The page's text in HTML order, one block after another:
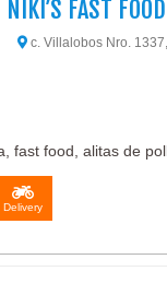
NIKI’S FAST
c. Villalobos Nro.
fast food, alitas de
Delivery